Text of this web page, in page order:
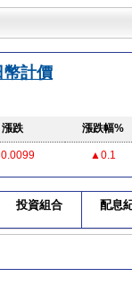
幣計價
漲跌 漲跌幅%
▲0.1
投資組合 配息